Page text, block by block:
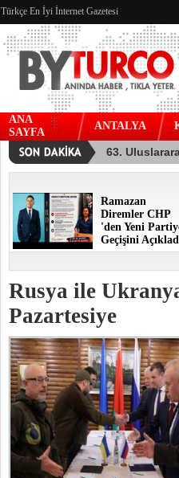
Türkçe En İyi İnternet Gazetesi
ANA
SAYFA
ANTALYA
Ramazan
Diremler CHP
'den Yeni
Geçişini
Rusya ile
Pazartesiye